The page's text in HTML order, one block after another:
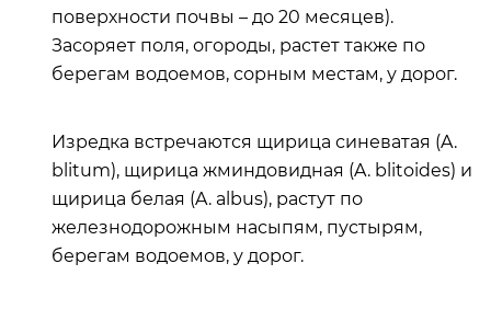
поверхности почвы – до 20 месяцев).
Засоряет поля, огороды, растет также по
берегам водоемов, сорным местам, у дорог.
Изредка встречаются щирица синеватая (A.
blitum), щирица жминдовидная (A. blitoides) и
щирица белая (A. albus), растут по
железнодорожным насыпям, пустырям,
берегам водоемов, у дорог.